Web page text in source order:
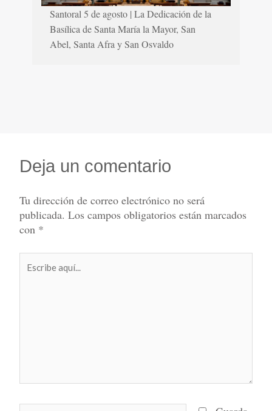
Santoral 5 de agosto | La Dedicación de la
Basílica de Santa María la Mayor, San
Abel, Santa Afra y San Osvaldo
Deja un comentario
Tu dirección de correo electrónico no será
publicada. Los campos obligatorios están marcados
con *
aquí...